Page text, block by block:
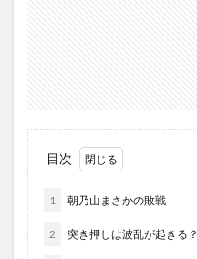
目次
1 朝乃山まさかの敗戦
2 突き押しは波乱が起きる？